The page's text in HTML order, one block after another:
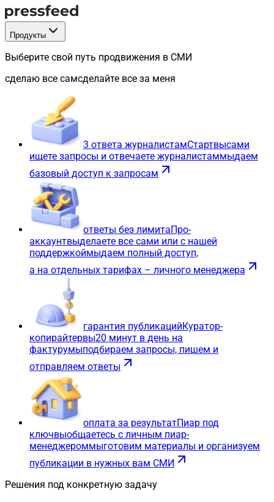
Продукты
Выберите свой путь продвижения в СМИ
сделаю все самсделайте все за меня
3 ответа журналистамСтартвысами
ищете запросы и отвечаете журналистаммыдаем
базовый доступ к запросам
ответы без лимитаПро-
аккаунтвыделаете все сами или с нашей
поддержкоймыдаем полный доступ,
а на отдельных тарифах – личного менеджера
гарантия публикацийКуратор-
копирайтервы20 минут в день на
фактурумыподбираем запросы, пишем и
отправляем ответы
оплата за результатПиар под
ключвыобщаетесь с личным пиар-
менеджероммыготовим материалы и организуем
публикации в нужных вам СМИ
Решения под конкретную задачу